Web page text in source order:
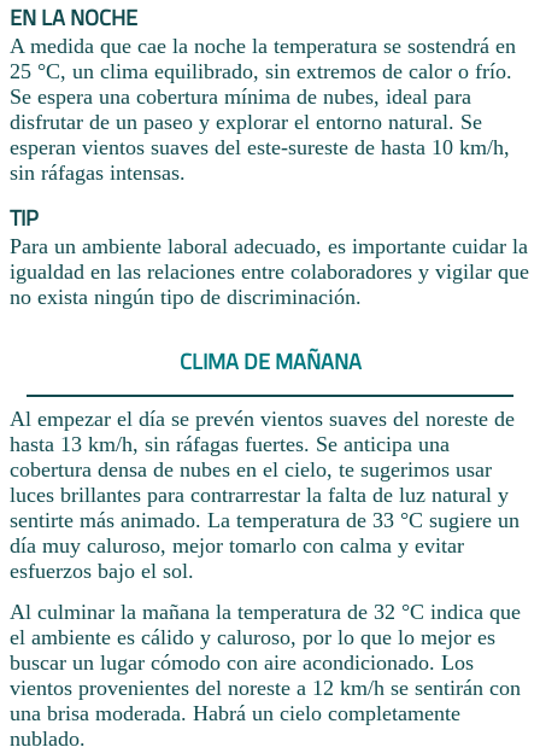
EN LA NOCHE
A medida que cae la noche la temperatura se sostendrá en
25 °C, un clima equilibrado, sin extremos de calor o frío.
Se espera una cobertura mínima de nubes, ideal para
disfrutar de un paseo y explorar el entorno natural. Se
esperan vientos suaves del este-sureste de hasta 10 km/h,
sin ráfagas intensas.
TIP
Para un ambiente laboral adecuado, es importante cuidar la
igualdad en las relaciones entre colaboradores y vigilar que
no exista ningún tipo de discriminación.
CLIMA DE MAÑANA
Al empezar el día se prevén vientos suaves del noreste de
hasta 13 km/h, sin ráfagas fuertes. Se anticipa una
cobertura densa de nubes en el cielo, te sugerimos usar
luces brillantes para contrarrestar la falta de luz natural y
sentirte más animado. La temperatura de 33 °C sugiere un
día muy caluroso, mejor tomarlo con calma y evitar
esfuerzos bajo el sol.
Al culminar la mañana la temperatura de 32 °C indica que
el ambiente es cálido y caluroso, por lo que lo mejor es
buscar un lugar cómodo con aire acondicionado. Los
vientos provenientes del noreste a 12 km/h se sentirán con
una brisa moderada. Habrá un cielo completamente
nublado.